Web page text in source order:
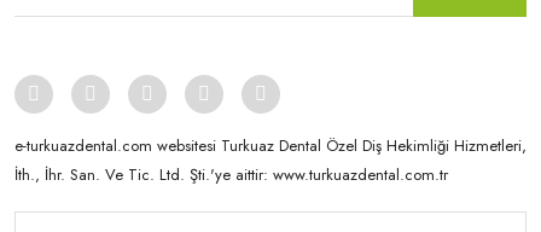
e-turkuazdental.com websitesi Turkuaz Dental Özel Diş Hekimliği Hizmetleri,
İth., İhr. San. Ve Tic. Ltd. Şti.'ye aittir: www.turkuazdental.com.tr